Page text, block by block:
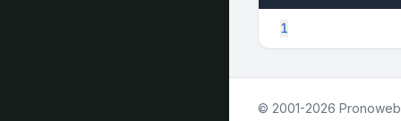
1
© 2001-2026